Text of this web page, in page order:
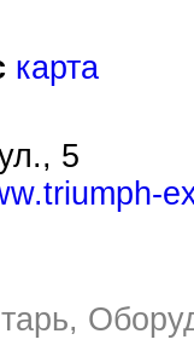
карта
5